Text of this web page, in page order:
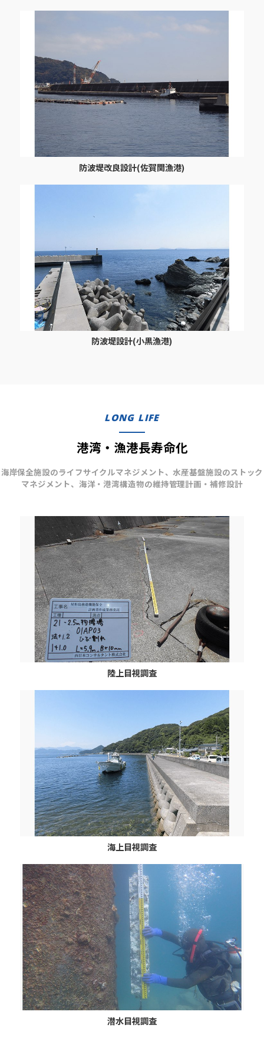
防波堤改良設計(佐賀関漁港)
防波堤設計(小黒漁港)
LONG LIFE
港湾・漁港長寿命化
海岸保全施設のライフサイクルマネジメント、水産基盤施設のストック
マネジメント、海洋・港湾構造物の維持管理計画・補修設計
陸上目視調査
海上目視調査
潜水目視調査